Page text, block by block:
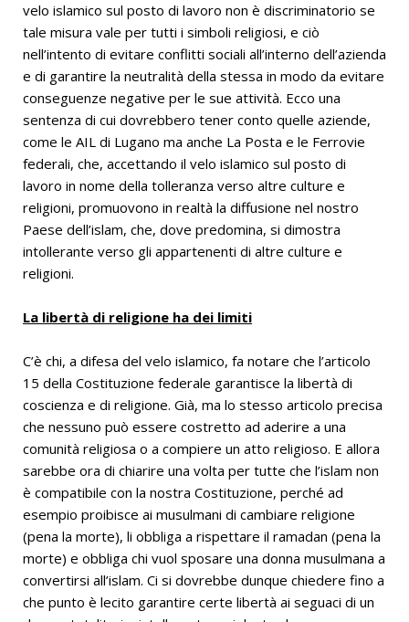
velo islamico sul posto di lavoro non è discriminatorio se
tale misura vale per tutti i simboli religiosi, e ciò
nell’intento di evitare conflitti sociali all’interno dell’azienda
e di garantire la neutralità della stessa in modo da evitare
conseguenze negative per le sue attività. Ecco una
sentenza di cui dovrebbero tener conto quelle aziende,
come le AIL di Lugano ma anche La Posta e le Ferrovie
federali, che, accettando il velo islamico sul posto di
lavoro in nome della tolleranza verso altre culture e
religioni, promuovono in realtà la diffusione nel nostro
Paese dell’islam, che, dove predomina, si dimostra
intollerante verso gli appartenenti di altre culture e
religioni.
La libertà di religione ha dei limiti
C’è chi, a difesa del velo islamico, fa notare che l’articolo
15 della Costituzione federale garantisce la libertà di
coscienza e di religione. Già, ma lo stesso articolo precisa
che nessuno può essere costretto ad aderire a una
comunità religiosa o a compiere un atto religioso. E allora
sarebbe ora di chiarire una volta per tutte che l’islam non
è compatibile con la nostra Costituzione, perché ad
esempio proibisce ai musulmani di cambiare religione
(pena la morte), li obbliga a rispettare il ramadan (pena la
morte) e obbliga chi vuol sposare una donna musulmana a
convertirsi all’islam. Ci si dovrebbe dunque chiedere fino a
che punto è lecito garantire certe libertà ai seguaci di un